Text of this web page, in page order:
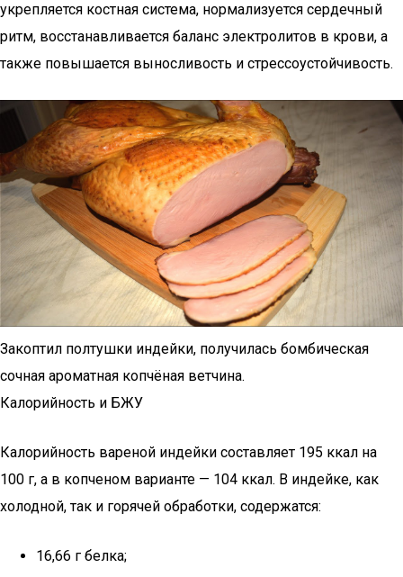
укрепляется костная система, нормализуется сердечный
ритм, восстанавливается баланс электролитов в крови, а
также повышается выносливость и стрессоустойчивость.
Закоптил полтушки индейки, получилась бомбическая
сочная ароматная копчёная ветчина.
Калорийность и БЖУ
Калорийность вареной индейки составляет 195 ккал на
100 г, а в копченом варианте — 104 ккал. В индейке, как
холодной, так и горячей обработки, содержатся:
16,66 г белка;